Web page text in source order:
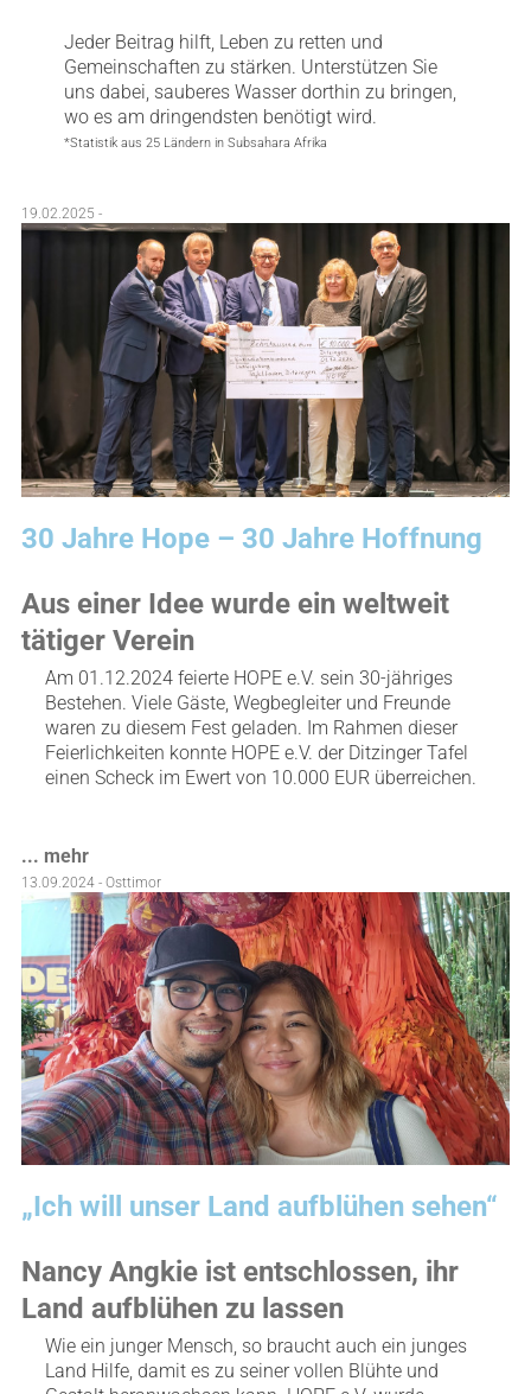
Jeder Beitrag hilft, Leben zu retten und
Gemeinschaften zu stärken. Unterstützen Sie
uns dabei, sauberes Wasser dorthin zu bringen,
wo es am dringendsten benötigt wird.
*Statistik aus 25 Ländern in Subsahara Afrika
19.02.2025 -
30 Jahre Hope – 30 Jahre Hoffnung
Aus einer Idee wurde ein weltweit
tätiger Verein
Am 01.12.2024 feierte HOPE e.V. sein 30-jähriges
Bestehen. Viele Gäste, Wegbegleiter und Freunde
waren zu diesem Fest geladen. Im Rahmen dieser
Feierlichkeiten konnte HOPE e.V. der Ditzinger Tafel
einen Scheck im Ewert von 10.000 EUR überreichen.
... mehr
13.09.2024 - Osttimor
„Ich will unser Land aufblühen sehen“
Nancy Angkie ist entschlossen, ihr
Land aufblühen zu lassen
Wie ein junger Mensch, so braucht auch ein junges
Land Hilfe, damit es zu seiner vollen Blühte und